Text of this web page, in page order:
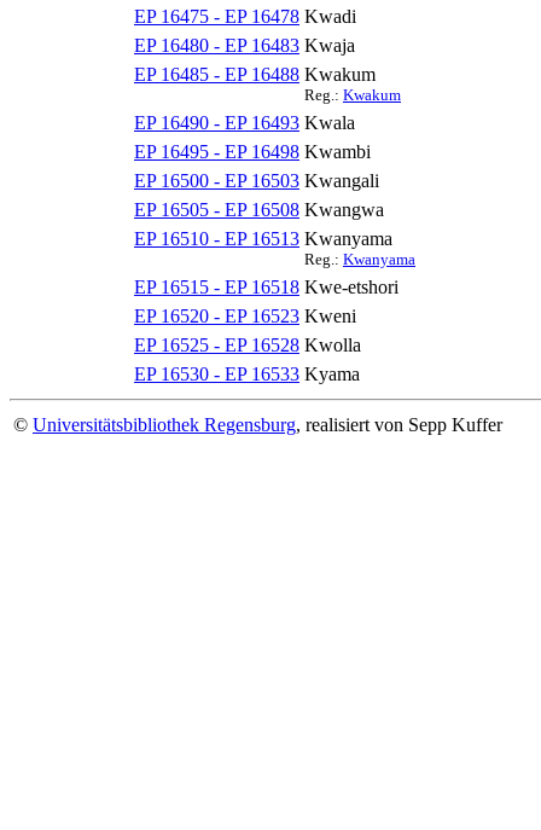
EP 16475 - EP 16478 Kwadi
EP 16480 - EP 16483 Kwaja
EP 16485 - EP 16488 Kwakum
Reg.: Kwakum
EP 16490 - EP 16493 Kwala
EP 16495 - EP 16498 Kwambi
EP 16500 - EP 16503 Kwangali
EP 16505 - EP 16508 Kwangwa
EP 16510 - EP 16513 Kwanyama
Reg.: Kwanyama
EP 16515 - EP 16518 Kwe-etshori
EP 16520 - EP 16523 Kweni
EP 16525 - EP 16528 Kwolla
EP 16530 - EP 16533 Kyama
© Universitätsbibliothek Regensburg, realisiert von Sepp Kuffer